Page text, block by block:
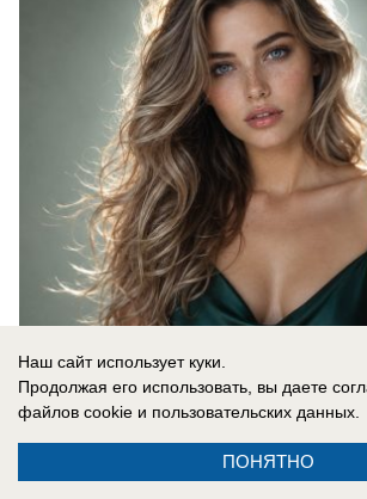
08.08.2026
В России
«К чему такие наложившие
Наш сайт использует куки.
Продолжая его использовать, вы даете
файлов cookie и пользовательских данных.
ПОНЯТНО